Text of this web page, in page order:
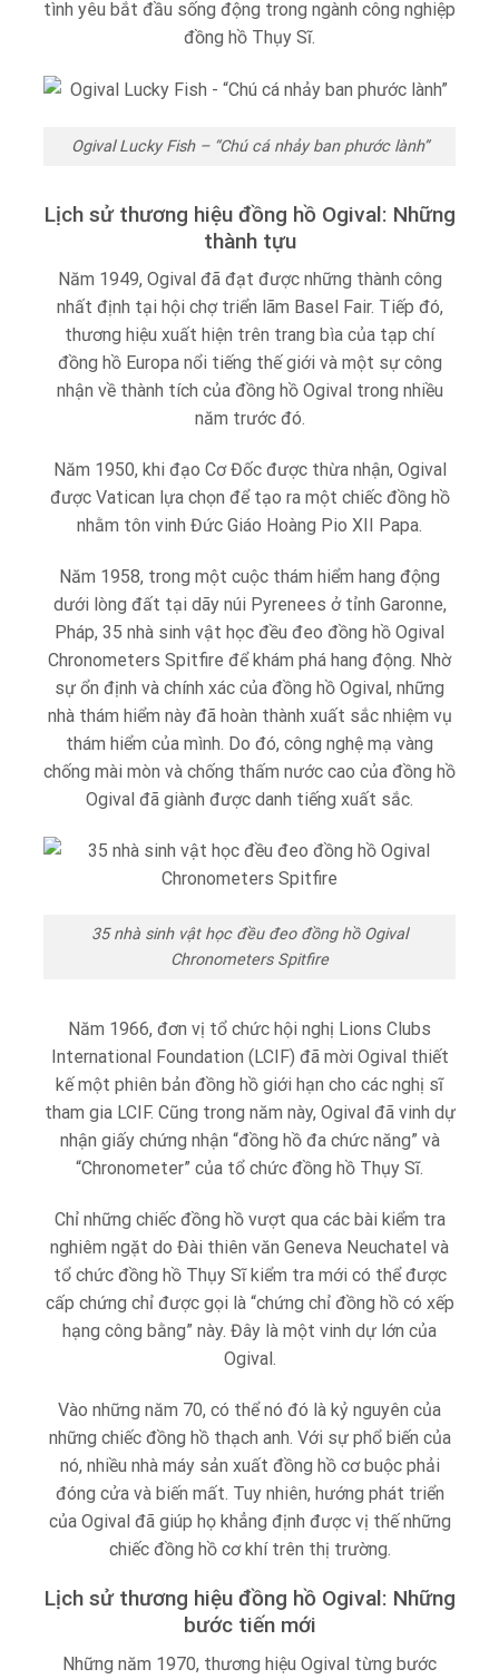
tình yêu bắt đầu sống động trong ngành công nghiệp
đồng hồ Thụy Sĩ.
Ogival Lucky Fish – “Chú cá nhảy ban phước lành”
Lịch sử thương hiệu đồng hồ Ogival: Những
thành tựu
Năm 1949, Ogival đã đạt được những thành công
nhất định tại hội chợ triển lãm Basel Fair. Tiếp đó,
thương hiệu xuất hiện trên trang bìa của tạp chí
đồng hồ Europa nổi tiếng thế giới và một sự công
nhận về thành tích của đồng hồ Ogival trong nhiều
năm trước đó.
Năm 1950, khi đạo Cơ Đốc được thừa nhận, Ogival
được Vatican lựa chọn để tạo ra một chiếc đồng hồ
nhằm tôn vinh Đức Giáo Hoàng Pio XII Papa.
Năm 1958, trong một cuộc thám hiểm hang động
dưới lòng đất tại dãy núi Pyrenees ở tỉnh Garonne,
Pháp, 35 nhà sinh vật học đều đeo đồng hồ Ogival
Chronometers Spitfire để khám phá hang động. Nhờ
sự ổn định và chính xác của đồng hồ Ogival, những
nhà thám hiểm này đã hoàn thành xuất sắc nhiệm vụ
thám hiểm của mình. Do đó, công nghệ mạ vàng
chống mài mòn và chống thấm nước cao của đồng hồ
Ogival đã giành được danh tiếng xuất sắc.
35 nhà sinh vật học đều đeo đồng hồ Ogival
Chronometers Spitfire
Năm 1966, đơn vị tổ chức hội nghị Lions Clubs
International Foundation (LCIF) đã mời Ogival thiết
kế một phiên bản đồng hồ giới hạn cho các nghị sĩ
tham gia LCIF. Cũng trong năm này, Ogival đã vinh dự
nhận giấy chứng nhận “đồng hồ đa chức năng” và
“Chronometer” của tổ chức đồng hồ Thụy Sĩ.
Chỉ những chiếc đồng hồ vượt qua các bài kiểm tra
nghiêm ngặt do Đài thiên văn Geneva Neuchatel và
tổ chức đồng hồ Thụy Sĩ kiểm tra mới có thể được
cấp chứng chỉ được gọi là “chứng chỉ đồng hồ có xếp
hạng công bằng” này. Đây là một vinh dự lớn của
Ogival.
Vào những năm 70, có thể nó đó là kỷ nguyên của
những chiếc đồng hồ thạch anh. Với sự phổ biến của
nó, nhiều nhà máy sản xuất đồng hồ cơ buộc phải
đóng cửa và biến mất. Tuy nhiên, hướng phát triển
của Ogival đã giúp họ khẳng định được vị thế những
chiếc đồng hồ cơ khí trên thị trường.
Lịch sử thương hiệu đồng hồ Ogival: Những
bước tiến mới
Những năm 1970, thương hiệu Ogival từng bước